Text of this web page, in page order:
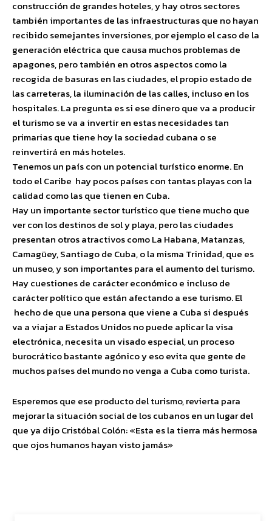
construcción de grandes hoteles, y hay otros sectores
también importantes de las infraestructuras que no hayan
recibido semejantes inversiones, por ejemplo el caso de la
generación eléctrica que causa muchos problemas de
apagones, pero también en otros aspectos como la
recogida de basuras en las ciudades, el propio estado de
las carreteras, la iluminación de las calles, incluso en los
hospitales. La pregunta es si ese dinero que va a producir
el turismo se va a invertir en estas necesidades tan
primarias que tiene hoy la sociedad cubana o se
reinvertirá en más hoteles.
Tenemos un país con un potencial turístico enorme. En
todo el Caribe hay pocos países con tantas playas con la
calidad como las que tienen en Cuba.
Hay un importante sector turístico que tiene mucho que
ver con los destinos de sol y playa, pero las ciudades
presentan otros atractivos como La Habana, Matanzas,
Camagüey, Santiago de Cuba, o la misma Trinidad, que es
un museo, y son importantes para el aumento del turismo.
Hay cuestiones de carácter económico e incluso de
carácter político que están afectando a ese turismo. El
hecho de que una persona que viene a Cuba si después
va a viajar a Estados Unidos no puede aplicar la visa
electrónica, necesita un visado especial, un proceso
burocrático bastante agónico y eso evita que gente de
muchos países del mundo no venga a Cuba como turista.
Esperemos que ese producto del turismo, revierta para
mejorar la situación social de los cubanos en un lugar del
que ya dijo Cristóbal Colón: «Esta es la tierra más hermosa
que ojos humanos hayan visto jamás»